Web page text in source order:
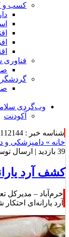
کسب و
وب‌گردی
آکودنت
شناسه خبر : 112144
خانه » دامپزشکی و
39 بازدید
| ارسال
کشف آرد
خرم‌آباد – مدیرکل
آرد یارانه‌ای